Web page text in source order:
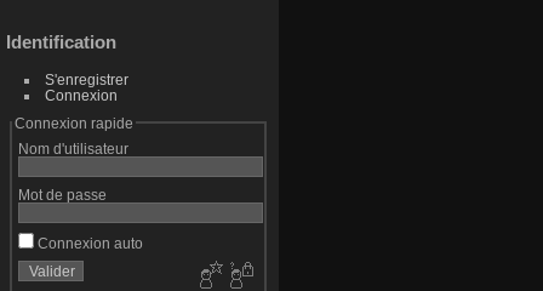
Identification
S'enregistrer
Connexion
Connexion rapide
Nom d'utilisateur
Mot de passe
Connexion auto